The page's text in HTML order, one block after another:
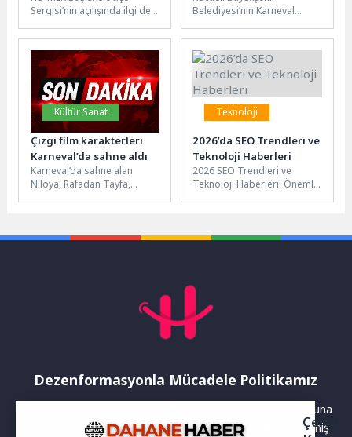
Sergisi’nin açılışında ilgi de
Kursiyerlerin mutluluğuna
ortak olan Kocaeli...
Belediyesi’nin Karneval
için lunaparkı ücretsiz
yapması büyük sevinçle
karşılandı. İzmit...
Kültür Sanat
Çizgi film karakterleri
Karneval’da sahne aldı
Karneval’da sahne alan
Niloya, Rafadan Tayfa,
Teknoloji
2026’da SEO Trendleri ve
Teknoloji Haberleri
2026 SEO Trendleri ve
Teknoloji Haberleri: Önemli
Dezenformasyonla Mücadele Politikamız
Yayınlanan haberler doğruluk ilkesi gözetilerek hazırlanır. Buna
rağmen bazı içeriklerde eksik, hatalı veya güncelliğini yitirmiş
Çerez